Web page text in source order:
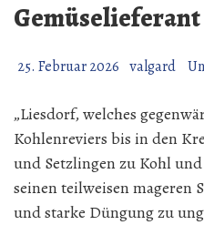
Gemüselieferant
25. Februar 2026 valgard
„Liesdorf, welches
Kohlenreviers bis in den
und Setzlingen zu Kohl
seinen teilweisen mageren
und starke Düngung zu